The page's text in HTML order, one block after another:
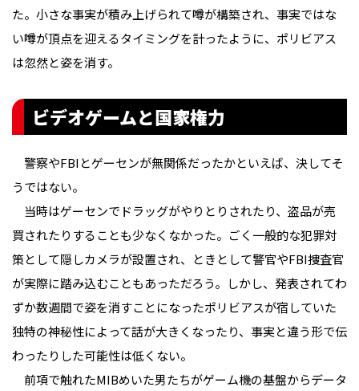
た。小さな事実が積み上げられて噂が構築され、事実ではな
い噂が頂点を迎えるタイミングを計ったように、ポリビアス
は忽然と姿を消す。
ビデオゲームと国家権力
警察やFBIとゲーセンが無関係だったかといえば、決してそ
うではない。
当時はゲーセンでドラッグがやりとりされたり、盗品が売
買されたりすることも少なくなかった。ごく一般的な犯罪対
策として隠しカメラが設置され、ときとして警官やFBI捜査官
が実際に踏み込むこともあっただろう。しかし、発表されてわ
ずか数週間で姿を消すことになったポリビアスが宿していた
独特の神秘性によって話が大きくなったり、事実と違う形で伝
わったりした可能性は低くない。
前項で触れたMIBめいた男たちがゲーム機の基盤からデータ